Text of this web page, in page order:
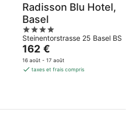
Radisson Blu Hotel,
Basel
4
out
of
5
Steinentorstrasse 25 Basel BS
Le
prix
est
nuit
162 €
16 août - 17 août
taxes et frais compris